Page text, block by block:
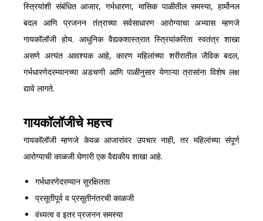
स्त्रियांशी संबंधित आजार, गर्भधारणा, मासिक पाळीतील समस्या, हार्मोनल
बदल आणि प्रजनन तंत्राच्या सर्वसाधारण आरोग्याचा अभ्यास म्हणजे
गायकॉलॉजी होय. आधुनिक वैद्यकशास्त्रात स्त्रियांकरिता स्वतंत्र शाखा
असणे अत्यंत आवश्यक आहे, कारण महिलांच्या शरीरातील जैविक बदल,
गर्भधारणेदरम्यानच्या अडचणी आणि पाळीनुसार येणाऱ्या त्रासांना विशेष लक्ष
द्यावे लागते.
गायकॉलॉजीचे महत्त्व
गायकॉलॉजी म्हणजे केवळ आजारांवर उपचार नाही, तर महिलांच्या संपूर्ण
आरोग्याची काळजी घेणारी एक वैद्यकीय शाखा आहे.
गर्भधारणेदरम्यान सुरक्षितता
प्रसूतीपूर्व व प्रसूतीनंतरची काळजी
वंध्यत्व व इतर प्रजनन समस्या